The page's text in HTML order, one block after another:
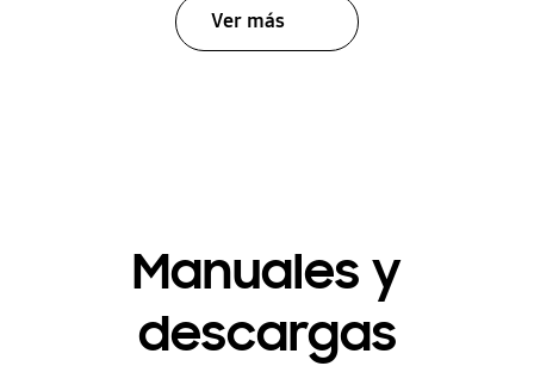
Ver más
Manuales y
descargas